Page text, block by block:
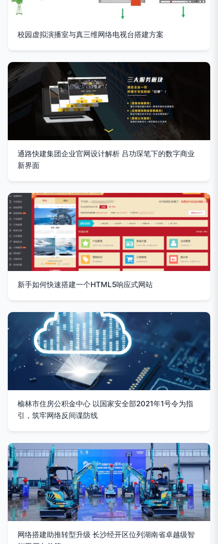
校园虚拟演播室与真三维网络电视台搭建方案
通路快建集团企业官网设计解析 吕功琛笔下的数字商业
新界面
新手如何快速搭建一个HTML5响应式网站
榆林市住房公积金中心 以国家安全部2021年1号令为指
引，筑牢网络反间谍防线
网络搭建助推转型升级 长沙经开区位列湖南省卓越级智